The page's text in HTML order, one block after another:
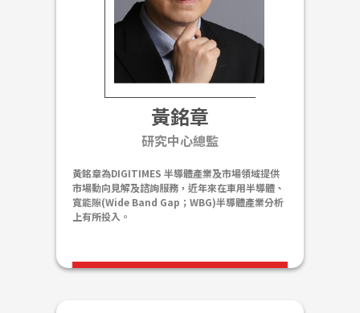
黃銘章
研究中心總監
黃銘章為DIGITIMES 半導體產業及市場領域提供
市場動向見解及諮詢服務，近年來在車用半導體、
寬能隙(Wide Band Gap；WBG)半導體產業分析
上有所投入。
半導體產業生態系的理解，其後於DIGITIMES擔任
研究分析及諮詢工作達25年。 黃銘章的教育背景